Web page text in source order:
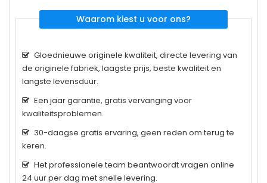
Waarom kiest u voor ons?
Gloednieuwe originele kwaliteit, directe levering van
de originele fabriek, laagste prijs, beste kwaliteit en
langste levensduur.
Een jaar garantie, gratis vervanging voor
kwaliteitsproblemen.
30-daagse gratis ervaring, geen reden om terug te
keren.
Het professionele team beantwoordt vragen online
24 uur per dag met snelle levering.